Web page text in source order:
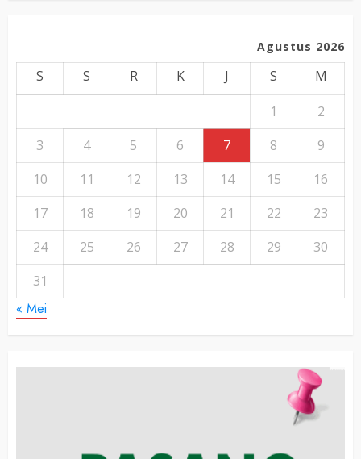
Agustus 2026
S S R K J S
M
1
2
3
4 5 6 7 8
9
10
11 12 13 14 15
16
17
18 19 20 21 22
23
24
25 26 27 28 29
30
31
« Mei